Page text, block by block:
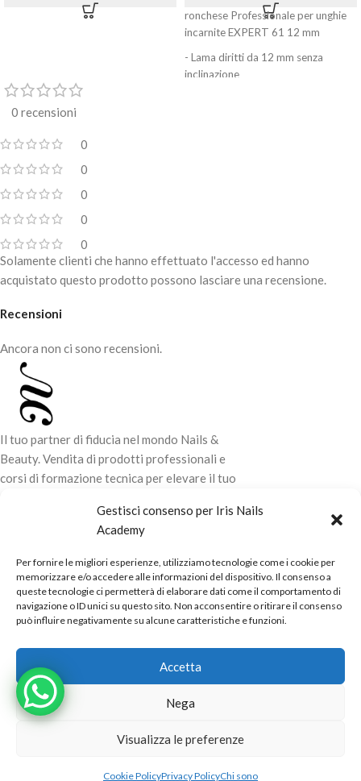
Gestisci consenso per Iris Nails
Academy
Per fornire le migliori esperienze, utilizziamo tecnologie come i cookie per
memorizzare e/o accedere alle informazioni del dispositivo. Il consenso a
queste tecnologie ci permetterà di elaborare dati come il comportamento di
navigazione o ID unici su questo sito. Non acconsentire o ritirare il consenso
può influire negativamente su alcune caratteristiche e funzioni.
Accetta
Nega
Visualizza le preferenze
Cookie PolicyPrivacy PolicyChi sono
ronchese Professionale per unghie
incarnite EXPERT 61 12 mm
- Lama diritti da 12 mm senza
inclinazione
confortevole di unghie incarnite
- Facilità di manutenzione
dell'attrezzo, grazie al rivetto
dell'utensile maggiorata, fornita
tenuta precisa
- Acciaio inossidabile AISI 420
0 recensioni
0
0
0
0
0
Recensioni
Ancora non ci sono recensioni.
Solamente clienti che hanno effettuato l'accesso ed hanno
acquistato questo prodotto possono lasciare una recensione.
Il tuo partner di fiducia nel mondo Nails &
Beauty. Vendita di prodotti professionali e
corsi di formazione tecnica per elevare il tuo
LINK UTILI
ORARI NEGOZIO
Powered byReal.Pro.Webcopyright© 2026 in collaborazione con
Mac Sistemi
TRONCHESINA
INCARNITE
36,00 €
pezzi